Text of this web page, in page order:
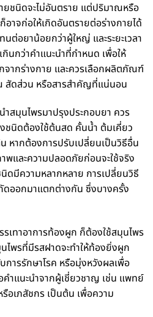
ยชนิดจะไม่อันตราย แต่ปริมาณหรือ
อาจก่อให้เกิดอันตรายต่อร่างกายได้
นต่อยาน้อยกว่าผู้ใหญ่ และระยะเวลา
นกว่าคำแนะนำที่กำหนด เพื่อให้
จากร่างกาย และควรเลือกผลิตภัณฑ์
ดส่วน หรือสารสำคัญที่แน่นอน
ำสมุนไพรมาปรุงประกอบยา ควร
ชนิดต้องใช้ต้นสด คั้นน้ำ ต้มเคี่ยว
หากต้องการปรับเปลี่ยนเป็นวิธีอื่น
พและความปลอดภัยก่อนจะใช้จริง
ดมีความหลากหลาย การเปลี่ยนวิธี
ดออกมาแตกต่างกัน ซึ่งบางครั้ง
รเทาอาการท้องผูก ก็ต้องใช้สมุนไพร
ไพรที่มีรสฝาดจะทำให้ท้องยิ่งผูก
การรักษาโรค หรือมุ่งหวังผลเพื่อ
คำแนะนำจากผู้เชี่ยวชาญ เช่น แพทย์
เภสัชกร เป็นต้น เพื่อความ